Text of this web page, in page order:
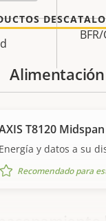
Alimentación
T8120
Energía y datos a su
Recomendado para